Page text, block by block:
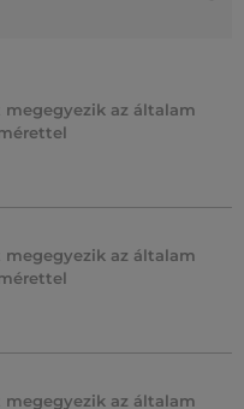
megegyezik az általam
megegyezik az általam
megegyezik az általam